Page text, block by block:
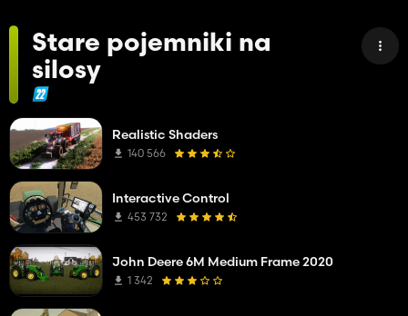
Stare pojemniki na
silosy
Realistic Shaders
140 566
Interactive Control
453 732
John Deere 6M Medium Frame 2020
1 342